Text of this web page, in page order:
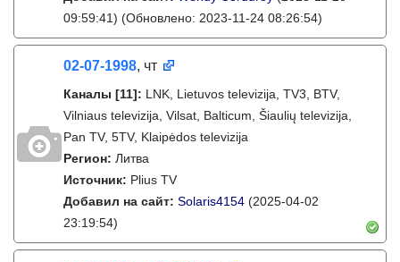
09:59:41) (Обновлено: 2023-11-24 08:26:54)
02-07-1998, чт
Каналы [11]: LNK, Lietuvos televizija, TV3, BTV,
Vilniaus televizija, Vilsat, Balticum, Šiaulių televizija,
Pan TV, 5TV, Klaipėdos televizija
Регион: Литва
Источник: Plius TV
Добавил на сайт: Solaris4154 (2025-04-02
23:19:54)